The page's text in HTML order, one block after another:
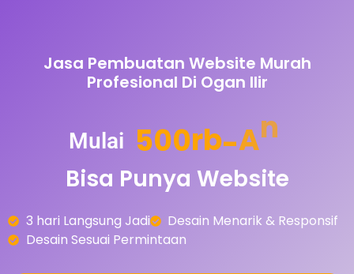
Jasa Pembuatan Website Murah
Profesional Di Ogan Ilir
Mulai 500rb-An
Bisa Punya Website
3 hari Langsung Jadi
Desain Menarik & Responsif
Desain Sesuai Permintaan